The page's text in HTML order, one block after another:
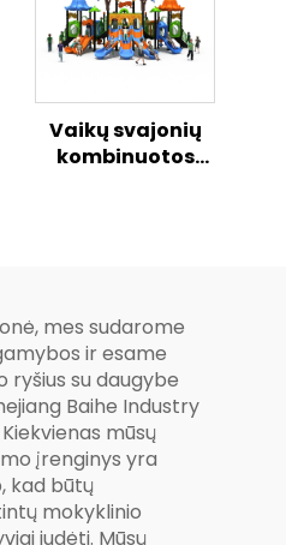
komplekts
bērniem
Vaikų svajonių
kombinuotos
mes sudarome
ir esame
ryšius su daugybe
Baihe Industry
mūsų
įrenginys yra
kad būtų
mokyklinio
judėti. Mūsų